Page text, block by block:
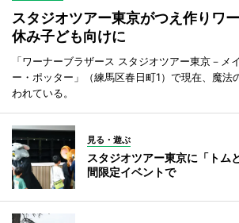
スタジオツアー東京がつえ作りワ
休み子ども向けに
「ワーナーブラザース スタジオツアー東京－メ
ー・ポッター」（練馬区春日町1）で現在、魔法
われている。
見る・遊ぶ
スタジオツアー東京に「ト
間限定イベントで